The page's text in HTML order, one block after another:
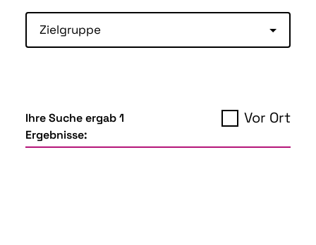
Zielgruppe
Ihre Suche ergab 1
Ergebnisse:
Vor Ort